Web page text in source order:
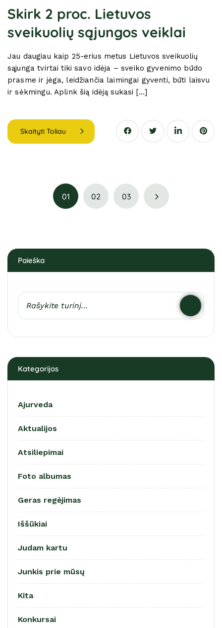
Skirk 2 proc. Lietuvos
sveikuolių sąjungos veiklai
Jau daugiau kaip 25-erius metus Lietuvos sveikuolių
sąjunga tvirtai tiki savo idėja – sveiko gyvenimo būdo
prasme ir jėga, leidžiančia laimingai gyventi, būti laisvu
ir sėkmingu. Aplink šią idėją sukasi […]
Skaityti Toliau
01 02 03
Paieška
Kategorijos
Ajurveda
Aktualijos
Atsiliepimai
Foto albumas
Geras regėjimas
Iššūkiai
Judam kartu
Junkis prie mūsų
Kita
Konkursai